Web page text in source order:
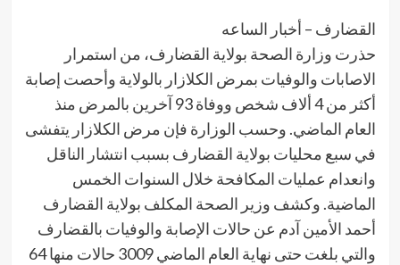
القضارف – أخبار الساعه
حذرت وزارة الصحة بولاية القضارف، من استمرار
الاصابات والوفيات بمرض الكلازار بالولاية وأحصت إصابة
أكثر من 4 ألاف شخص ووفاة 93 آخرين بالمرض منذ
العام الماضي. وحسب الوزارة فإن مرض الكلازار يتفشى
في سبع محليات بولاية القضارف بسبب انتشار الناقل
وانعدام عمليات المكافحة خلال السنوات الخمس
الماضية. وكشف وزير الصحة المكلف بولاية القضارف
أحمد الأمين آدم عن حالات الإصابة والوفيات بالقضارف
والتي بلغت حتى نهاية العام الماضي 3009 حالات منها 64